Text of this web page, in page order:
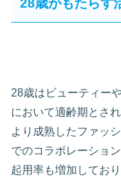
28歳がもたらす
28歳はビューティー
において適齢期とさ
より成熟したファッ
でのコラボレーショ
起用率も増加してお